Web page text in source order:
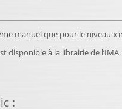
manuel que pour le niveau «
disponible à la librairie de
: